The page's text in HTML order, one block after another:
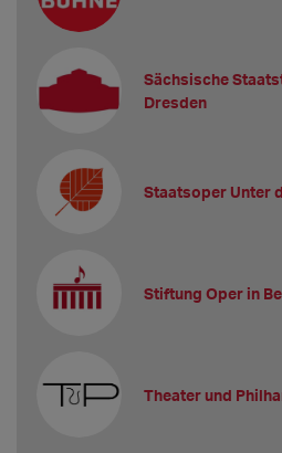
Sächsische
Dresden
Staatsoper Unter
Stiftung Oper in
Theater und